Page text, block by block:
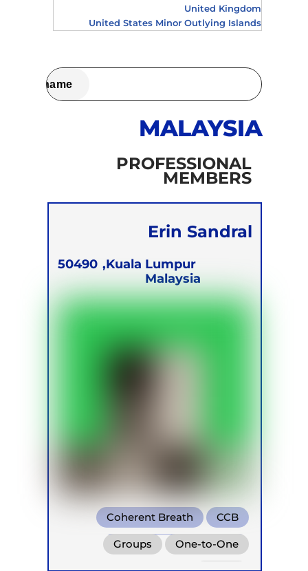
United Kingdom
United States Minor Outlying Islands
MALAYSIA
PROFESSIONAL
MEMBERS
Erin Sandral
50490
Kuala Lumpur,
Malaysia
CCB
Coherent Breath
Transformational Breath
One-to-One
Groups